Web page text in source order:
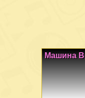
Машина